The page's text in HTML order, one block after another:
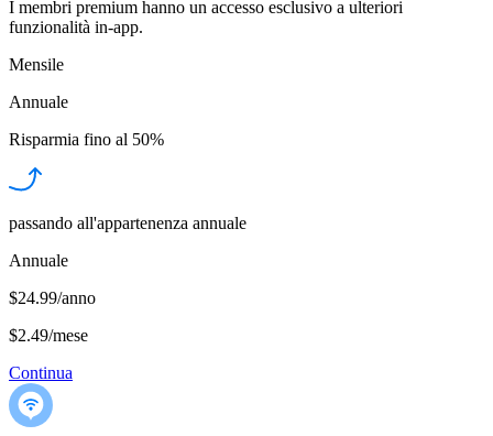
I membri premium hanno un accesso esclusivo a ulteriori
funzionalità in-app.
Mensile
Annuale
Risparmia fino al 50%
passando all'appartenenza annuale
Annuale
$24.99/anno
$2.49/mese
Continua